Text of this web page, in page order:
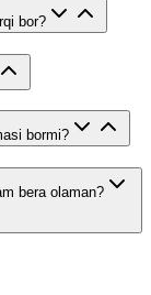
bor?
bormi?
bera olaman?